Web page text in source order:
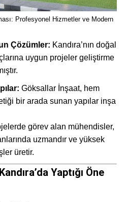
Profesyonel Hizmetler ve Modern
Çözümler: Kandıra’nın doğal
uygun projeler geliştirme
Göksallar İnşaat, hem
bir arada sunan yapılar inşa
görev alan mühendisler,
uzmandır ve yüksek
üretir.
Yaptığı Öne